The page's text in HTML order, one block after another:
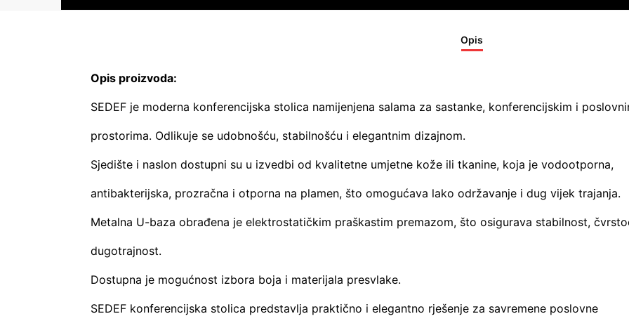
Opis
Opis proizvoda:
SEDEF je moderna konferencijska stolica namijenjena salama za sastanke, konferencijskim i
prostorima. Odlikuje se udobnošću, stabilnošću i elegantnim dizajnom.
Sjedište i naslon dostupni su u izvedbi od kvalitetne umjetne kože ili tkanine, koja je vodootporna,
antibakterijska, prozračna i otporna na plamen, što omogućava lako održavanje i dug vijek trajanja.
Metalna U-baza obrađena je elektrostatičkim praškastim premazom, što osigurava stabilnost,
dugotrajnost.
Dostupna je mogućnost izbora boja i materijala presvlake.
SEDEF konferencijska stolica predstavlja praktično i elegantno rješenje za savremene poslovne